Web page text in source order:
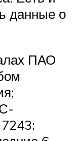
данные о
ПАО